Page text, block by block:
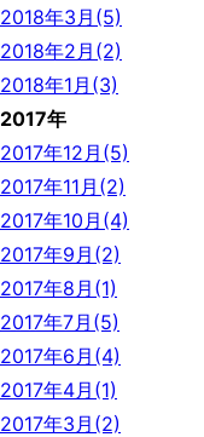
2018年3月(5)
2018年2月(2)
2018年1月(3)
2017年
2017年12月(5)
2017年11月(2)
2017年10月(4)
2017年9月(2)
2017年8月(1)
2017年7月(5)
2017年6月(4)
2017年4月(1)
2017年3月(2)